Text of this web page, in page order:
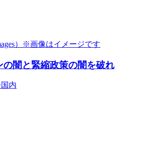
の闇と緊縮政策の闇を破れ
国内